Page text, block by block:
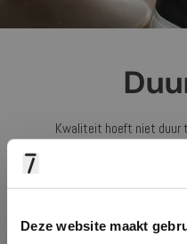
Deze website maakt
Kwaliteit hoeft niet duur
We houden het graag simpel,